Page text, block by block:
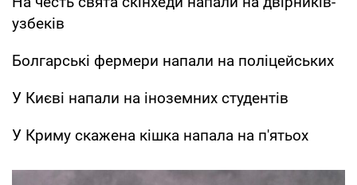
узбеків
Болгарські фермери напали на поліцейських
У Києві напали на іноземних студентів
У Криму скажена кішка напала на п'ятьох